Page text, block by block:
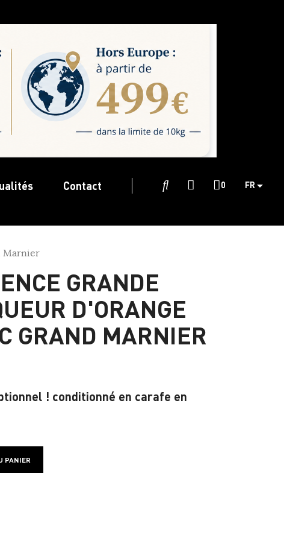
Contact 0 FR
Marnier
GRANDE
D'ORANGE
GRAND MARNIER
! conditionné en carafe en
PANIER